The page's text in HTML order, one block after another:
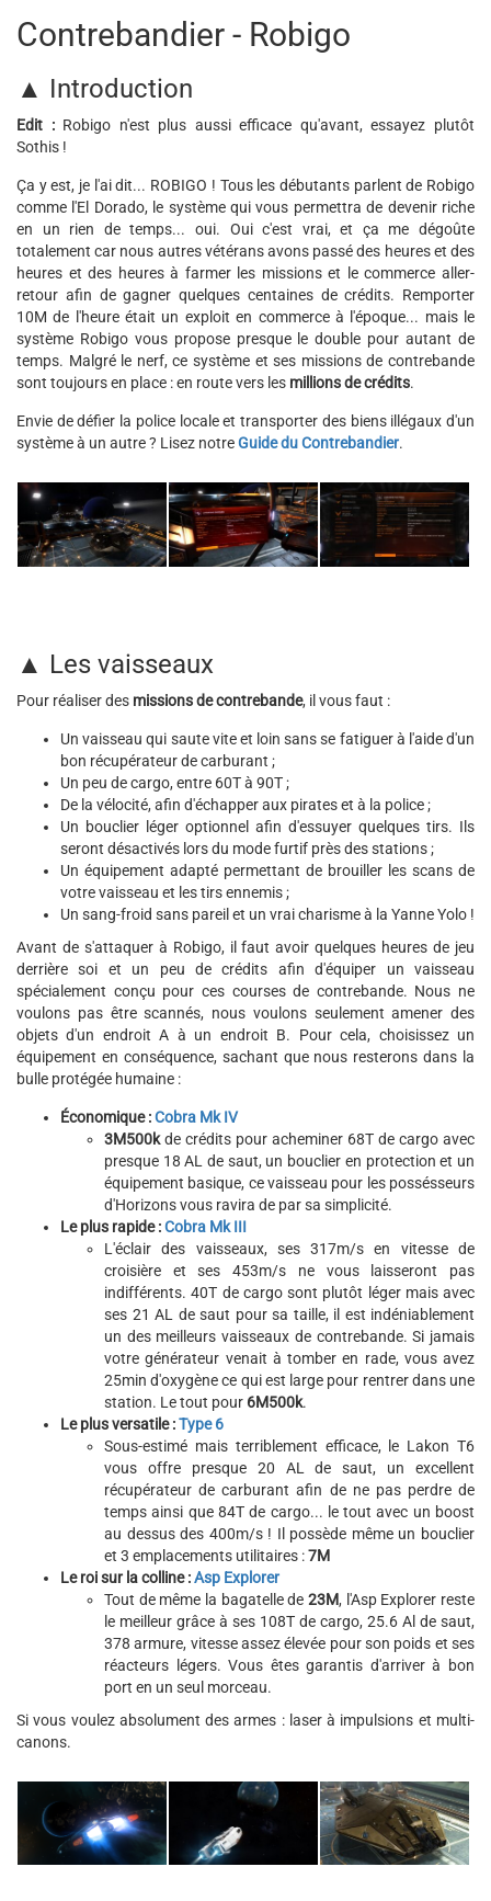
Contrebandier - Robigo
▲ Introduction
Edit :Robigo n'est plus aussi efficace qu'avant, essayez plutôt
Sothis !
Ça y est, je l'ai dit... ROBIGO ! Tous les débutants parlent de Robigo
comme l'El Dorado, le système qui vous permettra de devenir riche
en un rien de temps... oui. Oui c'est vrai, et ça me dégoûte
totalement car nous autres vétérans avons passé des heures et des
heures et des heures à farmer les missions et le commerce aller-
retour afin de gagner quelques centaines de crédits. Remporter
10M de l'heure était un exploit en commerce à l'époque... mais le
système Robigo vous propose presque le double pour autant de
temps. Malgré le nerf, ce système et ses missions de contrebande
sont toujours en place : en route vers les millions de crédits.
Envie de défier la police locale et transporter des biens illégaux d'un
système à un autre ? Lisez notreGuide du Contrebandier.
▲ Les vaisseaux
Pour réaliser des missions de contrebande, il vous faut :
Un vaisseau qui saute vite et loin sans se fatiguer à l'aide d'un
bon récupérateur de carburant ;
Un peu de cargo, entre 60T à 90T ;
De la vélocité, afin d'échapper aux pirates et à la police ;
Un bouclier léger optionnel afin d'essuyer quelques tirs. Ils
seront désactivés lors du mode furtif près des stations ;
Un équipement adapté permettant de brouiller les scans de
votre vaisseau et les tirs ennemis ;
Un sang-froid sans pareil et un vrai charisme à la Yanne Yolo !
Avant de s'attaquer à Robigo, il faut avoir quelques heures de jeu
derrière soi et un peu de crédits afin d'équiper un vaisseau
spécialement conçu pour ces courses de contrebande. Nous ne
voulons pas être scannés, nous voulons seulement amener des
objets d'un endroit A à un endroit B. Pour cela, choisissez un
équipement en conséquence, sachant que nous resterons dans la
bulle protégée humaine :
Économique :Cobra Mk IV
3M500kde crédits pour acheminer 68T de cargo avec
presque 18 AL de saut, un bouclier en protection et un
équipement basique, ce vaisseau pour les possésseurs
d'Horizons vous ravira de par sa simplicité.
Le plus rapide :Cobra Mk III
L'éclair des vaisseaux, ses 317m/s en vitesse de
croisière et ses 453m/s ne vous laisseront pas
indifférents. 40T de cargo sont plutôt léger mais avec
ses 21 AL de saut pour sa taille, il est indéniablement
un des meilleurs vaisseaux de contrebande. Si jamais
votre générateur venait à tomber en rade, vous avez
25min d'oxygène ce qui est large pour rentrer dans une
station. Le tout pour 6M500k.
Le plus versatile :Type 6
Sous-estimé mais terriblement efficace, le Lakon T6
vous offre presque 20 AL de saut, un excellent
récupérateur de carburant afin de ne pas perdre de
temps ainsi que 84T de cargo... le tout avec un boost
au dessus des 400m/s ! Il possède même un bouclier
et 3 emplacements utilitaires :7M
Le roi sur la colline :Asp Explorer
Tout de même la bagatelle de 23M, l'Asp Explorer reste
le meilleur grâce à ses 108T de cargo, 25.6 Al de saut,
378 armure, vitesse assez élevée pour son poids et ses
réacteurs légers. Vous êtes garantis d'arriver à bon
port en un seul morceau.
Si vous voulez absolument des armes : laser à impulsions et multi-
canons.